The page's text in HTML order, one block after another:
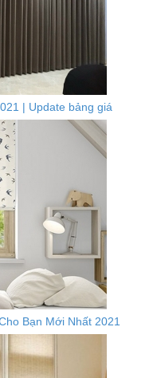
| Update bảng giá
Bạn Mới Nhất 2021